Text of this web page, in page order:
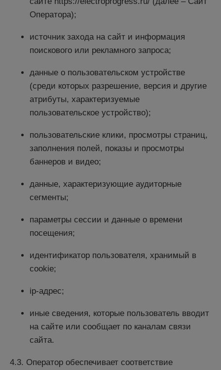
Оператора);
источник захода на сайт и информация
поискового или рекламного запроса;
данные о пользовательском устройстве
(среди которых разрешение, версия и другие
атрибуты, характеризуемые
пользовательское устройство);
пользовательские клики, просмотры страниц,
заполнения полей, показы и просмотры
баннеров и видео;
данные, характеризующие аудиторные
сегменты;
параметры сессии и данные о времени
посещения;
идентификатор пользователя, хранимый в
cookie;
ip-адрес;
иные сведения, которые пользователь вводит
на сайте или сообщает по каналам связи
сайта.
4.3. Оператор обеспечивает соответствие